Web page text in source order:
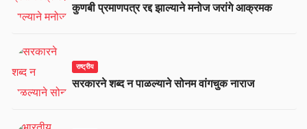
कुणबी प्रमाणपत्र रद्द झाल्याने मनोज जरांगे आक्रमक
राष्ट्रीय
सरकारने शब्द न पाळल्याने सोनम वांगचुक नाराज